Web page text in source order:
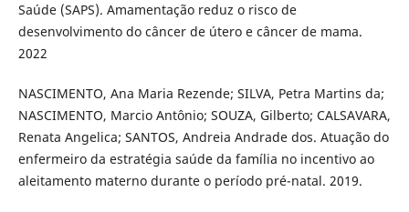
Saúde (SAPS). Amamentação reduz o risco de
desenvolvimento do câncer de útero e câncer de mama.
2022
NASCIMENTO, Ana Maria Rezende; SILVA, Petra Martins da;
NASCIMENTO, Marcio Antônio; SOUZA, Gilberto; CALSAVARA,
Renata Angelica; SANTOS, Andreia Andrade dos. Atuação do
enfermeiro da estratégia saúde da família no incentivo ao
aleitamento materno durante o período pré-natal. 2019.